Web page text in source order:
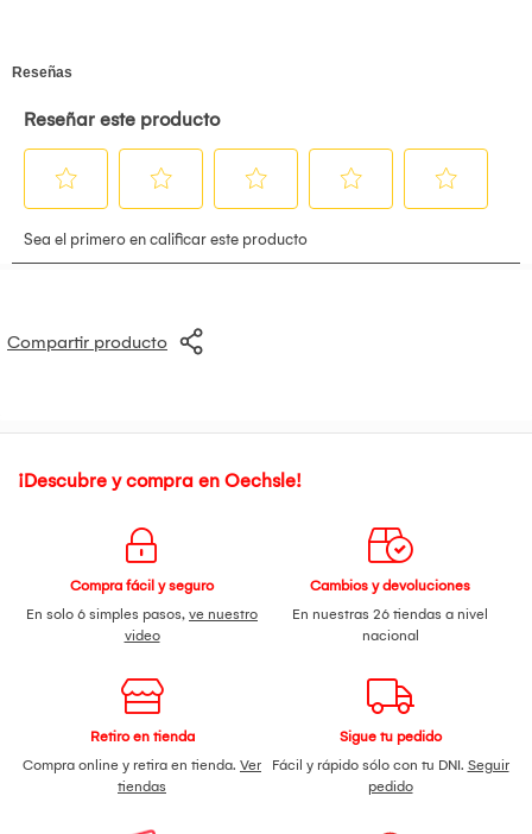
Compartir producto
¡Descubre y compra en Oechsle!
Compra fácil y seguro
En solo 6 simples pasos, ve nuestro
video
Cambios y devoluciones
En nuestras 26 tiendas a nivel
nacional
Retiro en tienda
Compra online y retira en tienda. Ver
tiendas
Sigue tu pedido
Fácil y rápido sólo con tu DNI. Seguir
pedido